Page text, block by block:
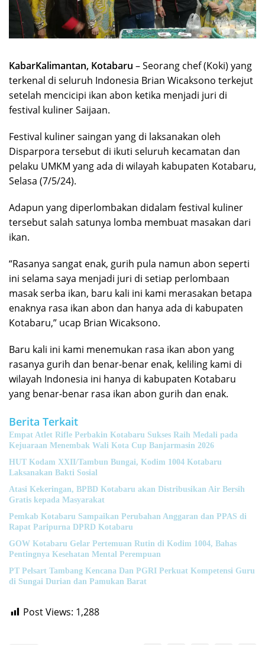
KabarKalimantan, Kotabaru – Seorang chef (Koki) yang
terkenal di seluruh Indonesia Brian Wicaksono terkejut
setelah mencicipi ikan abon ketika menjadi juri di
festival kuliner Saijaan.
Festival kuliner saingan yang di laksanakan oleh
Disparpora tersebut di ikuti seluruh kecamatan dan
pelaku UMKM yang ada di wilayah kabupaten Kotabaru,
Selasa (7/5/24).
Adapun yang diperlombakan didalam festival kuliner
tersebut salah satunya lomba membuat masakan dari
ikan.
“Rasanya sangat enak, gurih pula namun abon seperti
ini selama saya menjadi juri di setiap perlombaan
masak serba ikan, baru kali ini kami merasakan betapa
enaknya rasa ikan abon dan hanya ada di kabupaten
Kotabaru,” ucap Brian Wicaksono.
Baru kali ini kami menemukan rasa ikan abon yang
rasanya gurih dan benar-benar enak, keliling kami di
wilayah Indonesia ini hanya di kabupaten Kotabaru
yang benar-benar rasa ikan abon gurih dan enak.
Berita Terkait
Empat Atlet Rifle Perbakin Kotabaru Sukses Raih Medali pada
Kejuaraan Menembak Wali Kota Cup Banjarmasin 2026
HUT Kodam XXII/Tambun Bungai, Kodim 1004 Kotabaru
Laksanakan Bakti Sosial
Atasi Kekeringan, BPBD Kotabaru akan Distribusikan Air Bersih
Gratis kepada Masyarakat
Pemkab Kotabaru Sampaikan Perubahan Anggaran dan PPAS di
Rapat Paripurna DPRD Kotabaru
GOW Kotabaru Gelar Pertemuan Rutin di Kodim 1004, Bahas
Pentingnya Kesehatan Mental Perempuan
PT Pelsart Tambang Kencana Dan PGRI Perkuat Kompetensi Guru
di Sungai Durian dan Pamukan Barat
Post Views: 1,288